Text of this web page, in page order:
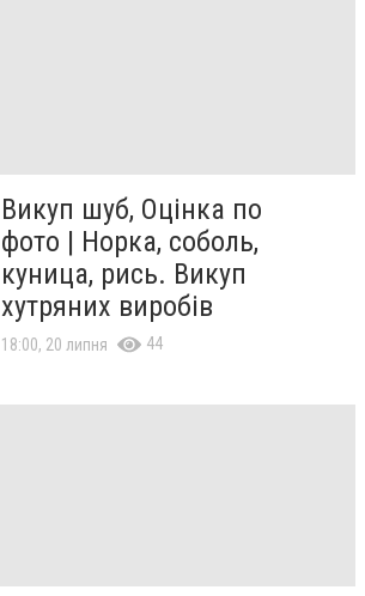
Викуп шуб, Оцінка по
фото | Норка, соболь,
куница, рись. Викуп
хутряних виробів
18:00, 20 липня 44